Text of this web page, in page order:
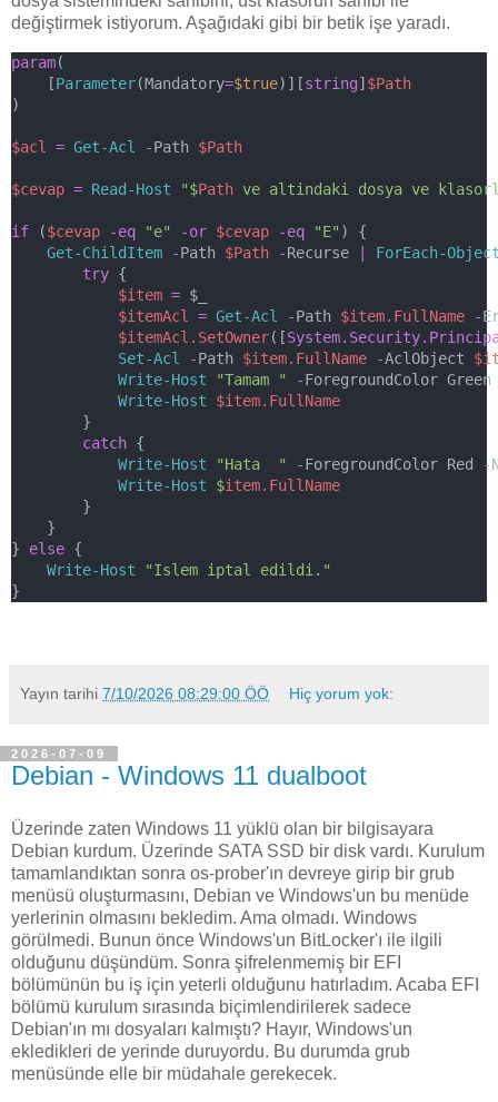
değiştirmek istiyorum. Aşağıdaki gibi bir betik işe yaradı.
param(
[Parameter(Mandatory=$true)][string] $Path
)
$acl = Get-Acl -Path $Path
$cevap = Read-Host "$Path ve altindaki dosya ve
if ($cevap -eq "e" -or $cevap -eq "E" ) {
Get-ChildItem
-Path $Path -Recurse
ForEach-
try {
$item = $_
$itemAcl
= Get-Acl -Path $item.FullName -
$itemAcl.SetOwner([
Set-Acl
-Path $item.FullName -AclObject
Write-Host
"Tamam " -ForegroundColor
Write-Host
$item.FullName
}
catch {
Write-Host
"Hata  " -ForegroundColor Red -
Write-Host
$item.FullName
}
}
} else {
Write-Host
"Islem iptal edildi."
}
Yayın tarihi 7/10/2026 08:29:00 ÖÖ Hiç yorum yok:
2026-07-09
Debian - Windows 11 dualboot
Üzerinde zaten Windows 11 yüklü olan bir bilgisayara
Debian kurdum. Üzerinde SATA SSD bir disk vardı. Kurulum
tamamlandıktan sonra os-prober'ın devreye girip bir grub
menüsü oluşturmasını, Debian ve Windows'un bu menüde
yerlerinin olmasını bekledim. Ama olmadı. Windows
görülmedi. Bunun önce Windows'un BitLocker'ı ile ilgili
olduğunu düşündüm. Sonra şifrelenmemiş bir EFI
bölümünün bu iş için yeterli olduğunu hatırladım. Acaba EFI
bölümü kurulum sırasında biçimlendirilerek sadece
Debian'ın mı dosyaları kalmıştı? Hayır, Windows'un
ekledikleri de yerinde duruyordu. Bu durumda grub
menüsünde elle bir müdahale gerekecek.